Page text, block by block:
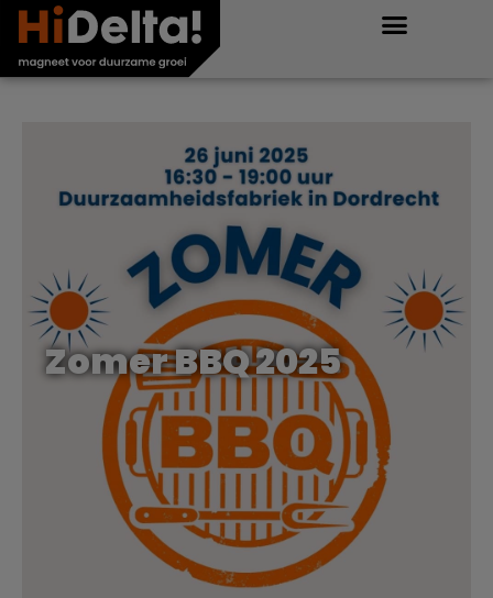
Zomer BBQ 2025